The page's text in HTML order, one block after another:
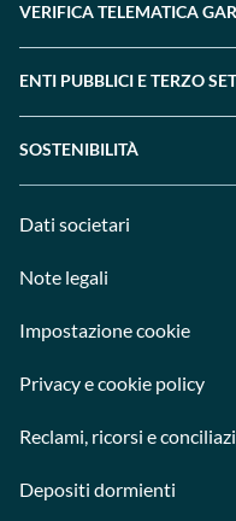
VERIFICA TELEMATICA
ENTI PUBBLICI E TERZO
SOSTENIBILITÀ
Dati societari
Note legali
Impostazione cookie
Privacy e cookie policy
Reclami, ricorsi e
Depositi dormienti